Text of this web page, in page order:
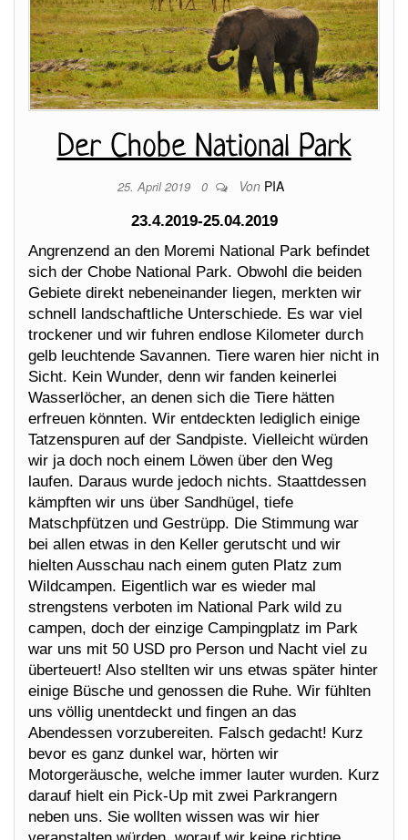
Der Chobe National Park
25. April 2019 0 Von PIA
23.4.2019-25.04.2019
Angrenzend an den Moremi National Park befindet
sich der Chobe National Park. Obwohl die beiden
Gebiete direkt nebeneinander liegen, merkten wir
schnell landschaftliche Unterschiede. Es war viel
trockener und wir fuhren endlose Kilometer durch
gelb leuchtende Savannen. Tiere waren hier nicht in
Sicht. Kein Wunder, denn wir fanden keinerlei
Wasserlöcher, an denen sich die Tiere hätten
erfreuen könnten. Wir entdeckten lediglich einige
Tatzenspuren auf der Sandpiste. Vielleicht würden
wir ja doch noch einem Löwen über den Weg
laufen. Daraus wurde jedoch nichts. Staattdessen
kämpften wir uns über Sandhügel, tiefe
Matschpfützen und Gestrüpp. Die Stimmung war
bei allen etwas in den Keller gerutscht und wir
hielten Ausschau nach einem guten Platz zum
Wildcampen. Eigentlich war es wieder mal
strengstens verboten im National Park wild zu
campen, doch der einzige Campingplatz im Park
war uns mit 50 USD pro Person und Nacht viel zu
überteuert! Also stellten wir uns etwas später hinter
einige Büsche und genossen die Ruhe. Wir fühlten
uns völlig unentdeckt und fingen an das
Abendessen vorzubereiten. Falsch gedacht! Kurz
bevor es ganz dunkel war, hörten wir
Motorgeräusche, welche immer lauter wurden. Kurz
darauf hielt ein Pick-Up mit zwei Parkrangern
neben uns. Sie wollten wissen was wir hier